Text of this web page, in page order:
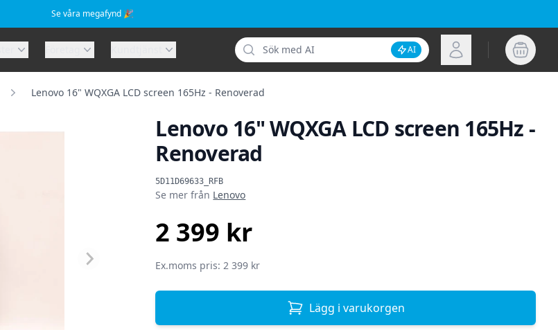
Se våra megafynd 🎉
Sök
Inaktivera AI-sökning
AI Logga in
Lenovo 16" WQXGA LCD screen 165Hz - Renoverad
Lenovo 16" WQXGA LCD screen 165Hz -
Renoverad
5D11D69633_RFB
Produktinformation
Se mer från Lenovo
2 399 kr
Ex.moms pris: 2 399 kr
Lägg i varukorgen